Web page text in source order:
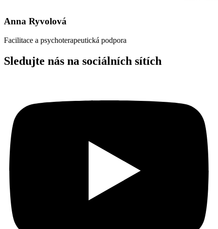
Anna Ryvolová
Facilitace a psychoterapeutická podpora
Sledujte nás na sociálních sítích